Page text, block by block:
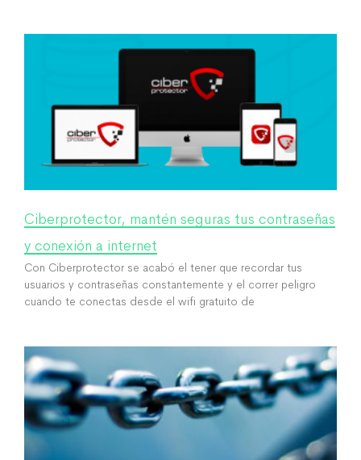
Ciberprotector, mantén seguras tus contraseñas
y conexión a internet
Con Ciberprotector se acabó el tener que recordar tus
usuarios y contraseñas constantemente y el correr peligro
cuando te conectas desde el wifi gratuito de